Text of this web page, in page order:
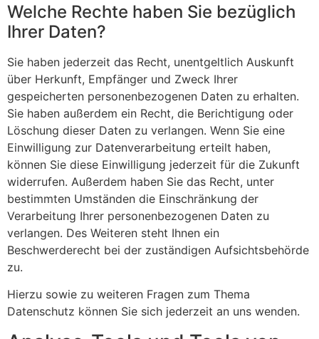
Welche Rechte haben Sie bezüglich
Ihrer Daten?
Sie haben jederzeit das Recht, unentgeltlich Auskunft
über Herkunft, Empfänger und Zweck Ihrer
gespeicherten personenbezogenen Daten zu erhalten.
Sie haben außerdem ein Recht, die Berichtigung oder
Löschung dieser Daten zu verlangen. Wenn Sie eine
Einwilligung zur Datenverarbeitung erteilt haben,
können Sie diese Einwilligung jederzeit für die Zukunft
widerrufen. Außerdem haben Sie das Recht, unter
bestimmten Umständen die Einschränkung der
Verarbeitung Ihrer personenbezogenen Daten zu
verlangen. Des Weiteren steht Ihnen ein
Beschwerderecht bei der zuständigen Aufsichtsbehörde
zu.
Hierzu sowie zu weiteren Fragen zum Thema
Datenschutz können Sie sich jederzeit an uns wenden.